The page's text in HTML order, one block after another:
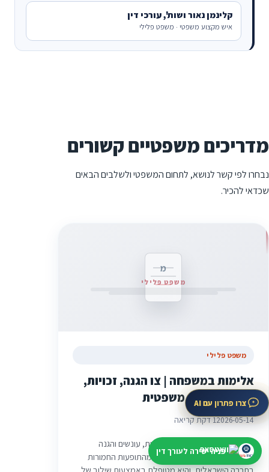
קלינמן נאור ושות', עורכי דין
איש מקצוע משפטי · משפט פלילי
מדריכים משפטיים קשורים
נבחרו לפי קשר לנושא, לתחום המשפטי ולשלבים הבאים
שכדאי להכיר.
מ
משפט פלילי
משפט פלילי
אלימות במשפחה | צו הגנה, זכויות,
עונשים והגנה משפטית
2026-05-141 דקת קריאה
אלימות במשפחה | צו הגנה, זכויות, עונשים והגנה
משפטית אלימות במשפחה היא מהתופעות החמורות
צרו פתרון עם AI
פניה ישירה לעורך דין